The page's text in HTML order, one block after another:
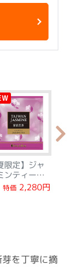
限定】ジャ
ンティーお
36袋
特価 2,280円
を丁寧に摘